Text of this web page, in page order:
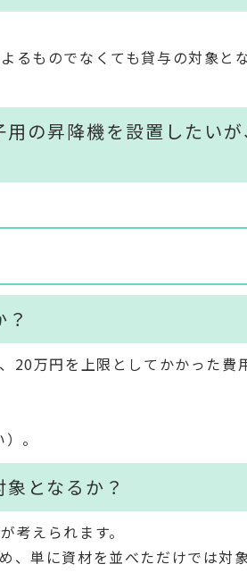
るものでなくても貸与の対象と
の昇降機を設置したいが
20万円を上限としてかかった費
。
となるか？
考えられます。
、単に資材を並べただけでは対